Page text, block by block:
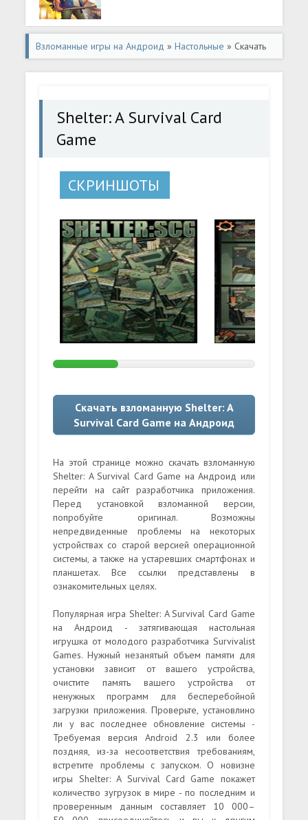
Взломанные игры на Андроид »Настольные » Скачать
взломанную Shelter: A Survival Card Game (Взлом на
Shelter: A Survival Card
Game
СКРИНШОТЫ
Скачать взломанную Shelter: A
Survival Card Game на Андроид
На этой странице можно скачать взломанную
Shelter: A Survival Card Game на Андроид или
перейти на сайт разработчика приложения.
Перед установкой взломанной версии,
попробуйте оригинал. Возможны
непредвиденные проблемы на некоторых
устройствах со старой версией операционной
системы, а также на устаревших смартфонах и
планшетах. Все ссылки представлены в
ознакомительных целях.
Популярная игра Shelter: A Survival Card Game
на Андроид - затягивающая настольная
игрушка от молодого разработчика Survivalist
Games. Нужный незанятый объем памяти для
установки зависит от вашего устройства,
очистите память вашего устройства от
ненужных программ для бесперебойной
загрузки приложения. Проверьте, установлино
ли у вас последнее обновление системы -
Требуемая версия Android 2.3 или более
поздняя, из-за несоответствия требованиям,
встретите проблемы с запуском. О новизне
игры Shelter: A Survival Card Game покажет
количество зугрузок в мире - по последним и
проверенным данным составляет 10 000–